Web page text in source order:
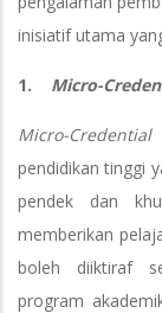
inisiatif utama
1. Micro-
Micro-
pendidikan tinggi
pendek dan
memberikan
boleh diiktiraf
program